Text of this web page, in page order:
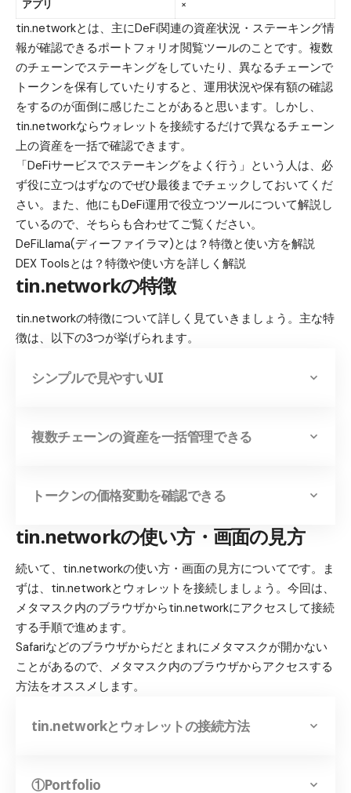
アプリ ×
tin.networkとは、主にDeFi関連の資産状況・ステーキング情
報が確認できるポートフォリオ閲覧ツールのことです。複数
のチェーンでステーキングをしていたり、異なるチェーンで
トークンを保有していたりすると、運用状況や保有額の確認
をするのが面倒に感じたことがあると思います。しかし、
tin.networkならウォレットを接続するだけで異なるチェーン
上の資産を一括で確認できます。
「DeFiサービスでステーキングをよく行う」という人は、必
ず役に立つはずなのでぜひ最後までチェックしておいてくだ
さい。また、他にもDeFi運用で役立つツールについて解説し
ているので、そちらも合わせてご覧ください。
DeFiLlama(ディーファイラマ)とは？特徴と使い方を解説
DEX Toolsとは？特徴や使い方を詳しく解説
tin.networkの特徴
tin.networkの特徴について詳しく見ていきましょう。主な特
徴は、以下の3つが挙げられます。
シンプルで見やすいUI
複数チェーンの資産を一括管理できる
トークンの価格変動を確認できる
tin.networkの使い方・画面の見方
続いて、tin.networkの使い方・画面の見方についてです。ま
ずは、tin.networkとウォレットを接続しましょう。今回は、
メタマスク内のブラウザからtin.networkにアクセスして接続
する手順で進めます。
Safariなどのブラウザからだとまれにメタマスクが開かない
ことがあるので、メタマスク内のブラウザからアクセスする
方法をオススメします。
tin.networkとウォレットの接続方法
①Portfolio